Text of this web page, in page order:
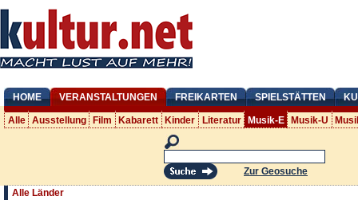
HOME VERANSTALTUNGEN FREIKARTEN SPIELSTÄTTEN
Alle Ausstellung Film Kabarett Kinder Literatur Musik-E Musik-U
Zur Geosuche
Alle Länder